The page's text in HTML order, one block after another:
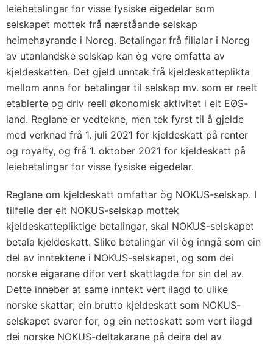
leiebetalingar for visse fysiske eigedelar som
selskapet mottek frå nærståande selskap
heimehøyrande i Noreg. Betalingar frå filialar i Noreg
av utanlandske selskap kan òg vere omfatta av
kjeldeskatten. Det gjeld unntak frå kjeldeskatteplikta
mellom anna for betalingar til selskap mv. som er reelt
etablerte og driv reell økonomisk aktivitet i eit EØS-
land. Reglane er vedtekne, men tek fyrst til å gjelde
med verknad frå 1. juli 2021 for kjeldeskatt på renter
og royalty, og frå 1. oktober 2021 for kjeldeskatt på
leiebetalingar for visse fysiske eigedelar.
Reglane om kjeldeskatt omfattar òg NOKUS-selskap. I
tilfelle der eit NOKUS-selskap mottek
kjeldeskattepliktige betalingar, skal NOKUS-selskapet
betala kjeldeskatt. Slike betalingar vil òg inngå som ein
del av inntektene i NOKUS-selskapet, og som dei
norske eigarane difor vert skattlagde for sin del av.
Dette inneber at same inntekt vert ilagd to ulike
norske skattar; ein brutto kjeldeskatt som NOKUS-
selskapet svarer for, og ein nettoskatt som vert ilagd
dei norske NOKUS-deltakarane på deira del av